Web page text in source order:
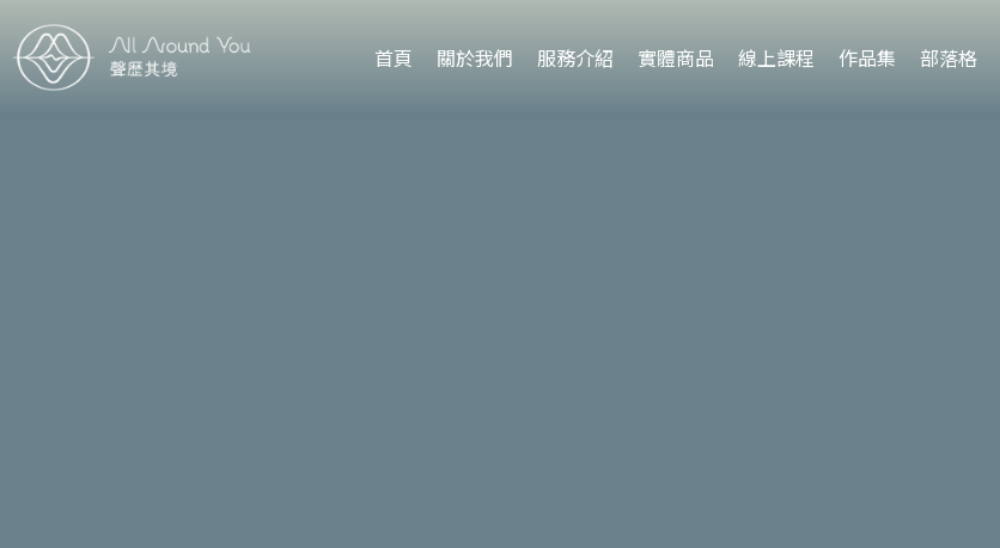
首頁 關於我們 服務介紹 實體商品 線上課程 作品集 部落格